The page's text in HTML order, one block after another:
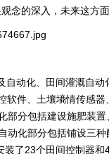
念的深入，未来这方面
动化、田间灌溉自
件、土壤墒情传感
分包括建设施肥装
化部分包括铺设三
了23个田间控制器